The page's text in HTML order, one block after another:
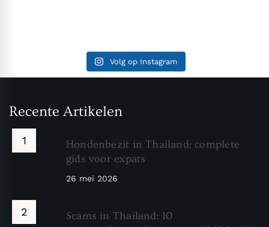
Volg op Instagram
Recente Artikelen
Hondenbezit in Thailand: complete
gids voor expats
26 mei 2026
Scams in Thailand: 10